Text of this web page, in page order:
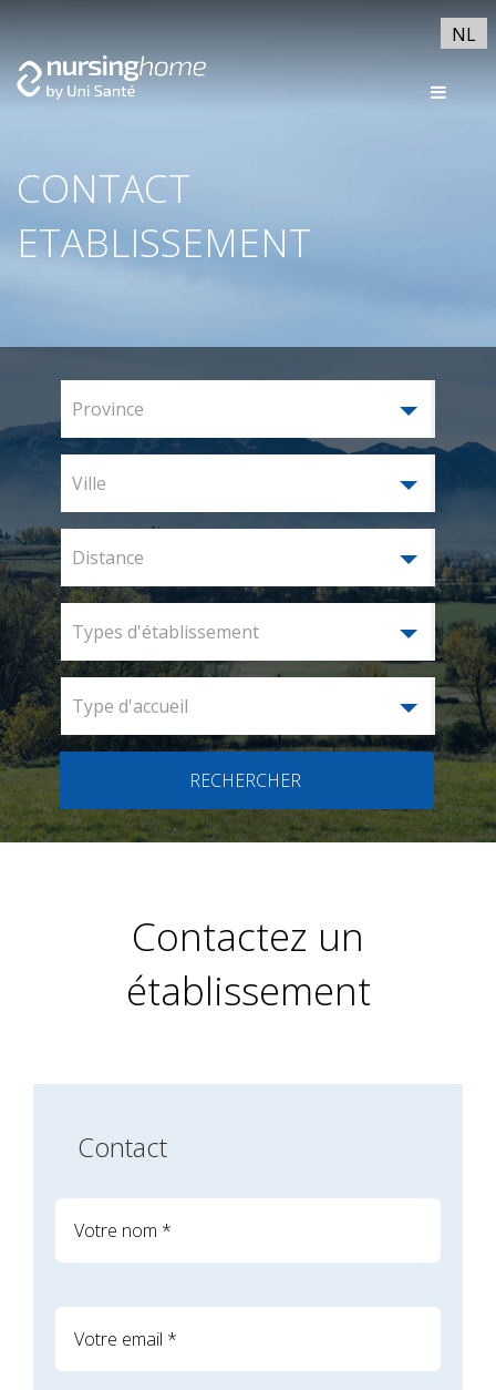
NL
CONTACT
ETABLISSEMENT
Province
Ville
Distance
Types d'établissement
Type d'accueil
RECHERCHER
Contactez un
établissement
Contact